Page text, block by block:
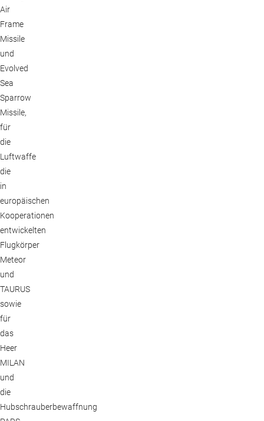
Air
Frame
Missile
und
Evolved
Sea
Sparrow
Missile,
für
die
Luftwaffe
die
in
europäischen
Kooperationen
entwickelten
Flugkörper
Meteor
und
TAURUS
sowie
für
das
Heer
MILAN
und
die
Hubschrauberbewaffnung